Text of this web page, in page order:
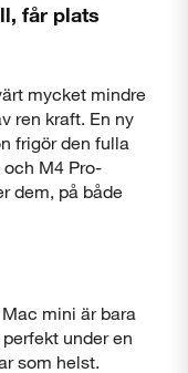
får plats
mycket mindre
ren kraft. En ny
frigör den fulla
M4 Pro-
dem, på både
Mac mini är bara
under en
som helst.
Stäng